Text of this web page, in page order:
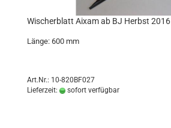
Wischerblatt Aixam ab BJ Herbst 2016
Länge: 600 mm
Art.Nr.: 10-820BF027
Lieferzeit:
sofort verfügbar